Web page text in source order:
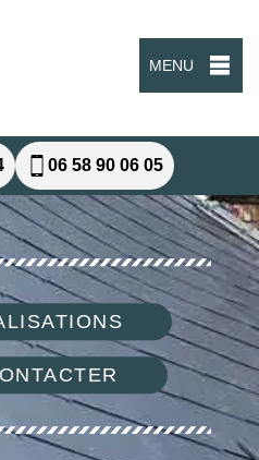
MENU
06 58 90 06 05